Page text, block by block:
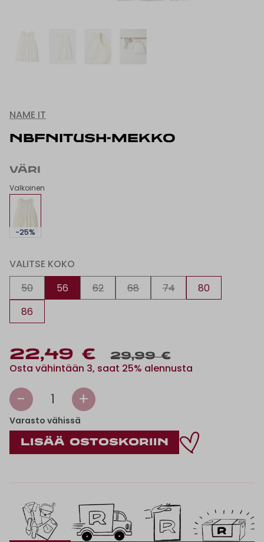
NAME IT
NBFNITUSH-MEKKO
VÄRI
Valkoinen
-25%
VALITSE KOKO
50
56 62 68 74
80
86
22,49 € 29,99 €
Osta vähintään 3, saat 25% alennusta
- 1 +
Varasto vähissä